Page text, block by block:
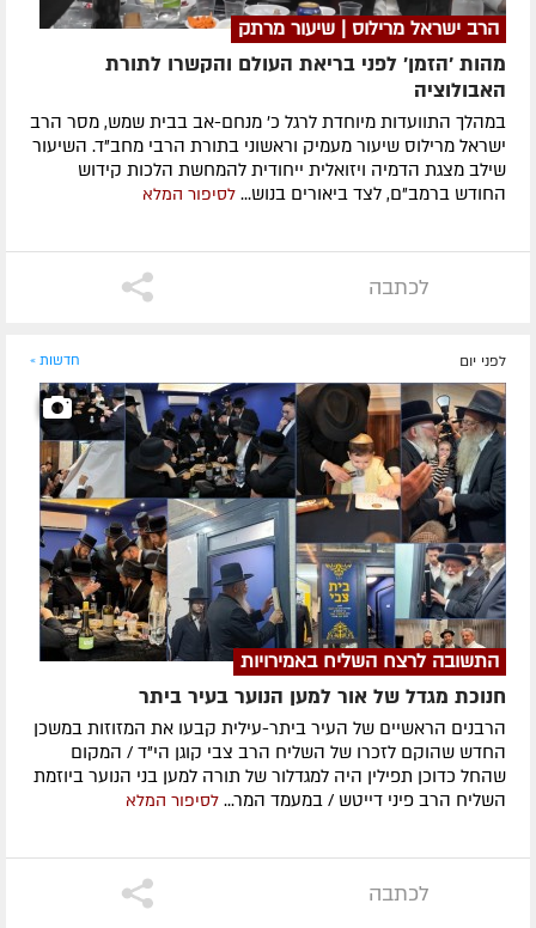
הרב ישראל מרילוס | שיעור מרתק
מהות 'הזמן' לפני בריאת העולם והקשרו לתורת
האבולוציה
במהלך התוועדות מיוחדת לרגל כ' מנחם-אב בבית שמש, מסר הרב
ישראל מרילוס שיעור מעמיק וראשוני בתורת הרבי מחב"ד. השיעור
שילב מצגת הדמיה ויזואלית ייחודית להמחשת הלכות קידוש
החודש ברמב"ם, לצד ביאורים בנוש... לסיפור המלא
לכתבה
לפני יום חדשות »
התשובה לרצח השליח באמירויות
חנוכת מגדל של אור למען הנוער בעיר ביתר
הרבנים הראשיים של העיר ביתר-עילית קבעו את המזוזות במשכן
החדש שהוקם לזכרו של השליח הרב צבי קוגן הי"ד / המקום
שהחל כדוכן תפילין היה למגדלור של תורה למען בני הנוער ביוזמת
השליח הרב פיני דייטש / במעמד המר... לסיפור המלא
לכתבה